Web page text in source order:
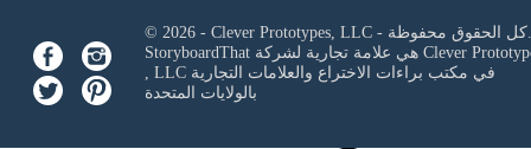
© 2026 - Clever Prototypes, LLC - كل الحقوق محفوظة.
StoryboardThat هي علامة تجارية لشركة Clever
, LLCفي مكتب براءات الاختراع والعلامات التجارية
بالولايات المتحدة